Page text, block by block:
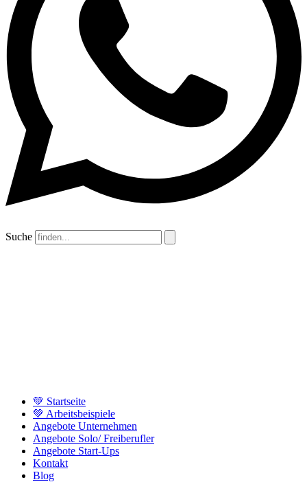
Suche
💚 Startseite
💚 Arbeitsbeispiele
Angebote Unternehmen
Angebote Solo/ Freiberufler
Angebote Start-Ups
Kontakt
Blog